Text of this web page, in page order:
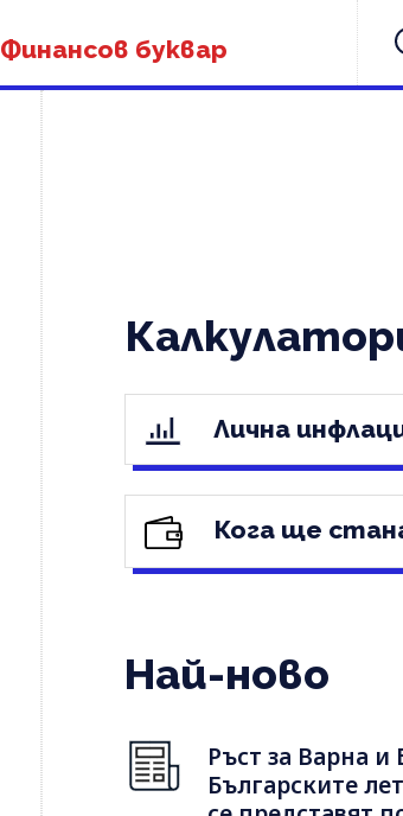
Финансов буквар
Лична
Кога ще
Най-ново
Ръст за Варна и
Българските